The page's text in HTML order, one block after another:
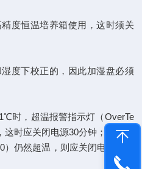
恒温培养箱使用，这时须关
下校正的，因此加湿盘必须
，超温报警指示灯（OverTe
时应关闭电源30分钟；若再打
仍然超温，则应关闭电源并报